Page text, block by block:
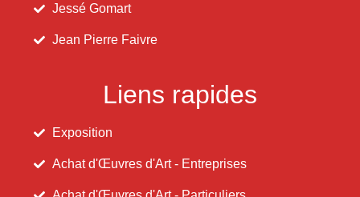
Jessé Gomart
Jean Pierre Faivre
Liens rapides
Exposition
Achat d'Œuvres d'Art - Entreprises